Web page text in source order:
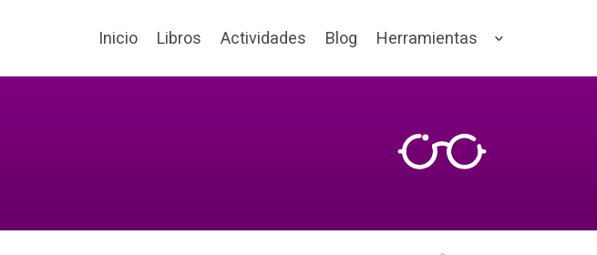
Inicio Libros Actividades Blog Herramientas